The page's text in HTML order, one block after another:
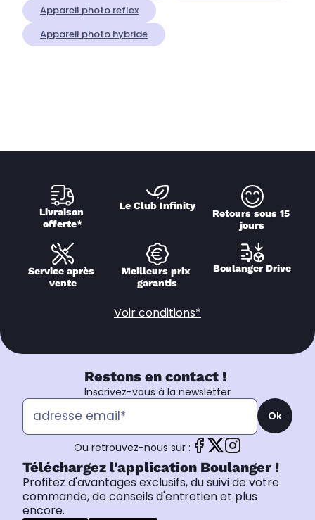
Appareil photo reflex
Appareil photo hybride
Livraison
offerte*
Le Club Infinity
Retours sous 15
jours
Service après
vente
Meilleurs prix
garantis
Boulanger Drive
Voir conditions*
Restons en contact !
Inscrivez-vous à la newsletter
Ok
Ou retrouvez-nous sur :
Téléchargez l'application Boulanger !
Profitez d'avantages exclusifs, du suivi de votre
commande, de conseils d'entretien et plus
encore.